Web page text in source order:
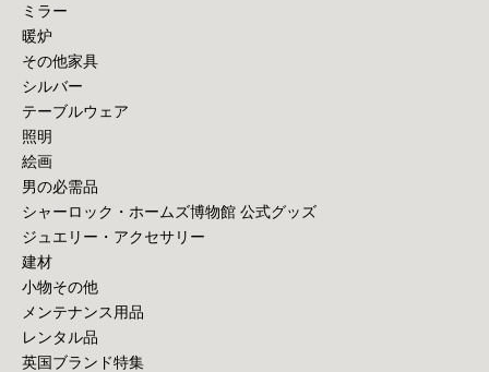
ミラー
暖炉
その他家具
シルバー
テーブルウェア
照明
絵画
男の必需品
シャーロック・ホームズ博物館 公式グッズ
ジュエリー・アクセサリー
建材
小物その他
メンテナンス用品
レンタル品
英国ブランド特集